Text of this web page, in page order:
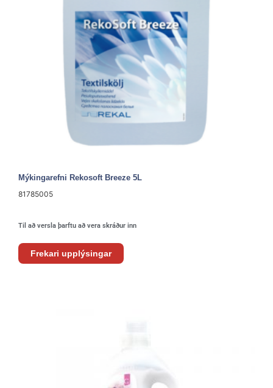
Mýkingarefni Rekosoft Breeze 5L
81785005
Til að versla þarftu að vera skráður inn
Frekari upplýsingar